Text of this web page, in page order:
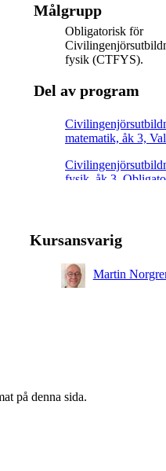
Målgrupp
Obligatorisk för
fysik (CTFYS).
Del av program
matematik, åk 3,
fysik, åk 3,
Kursansvarig
Martin
på denna sida.